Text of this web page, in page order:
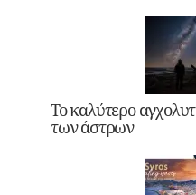
Το καλύτερο
των άστρων